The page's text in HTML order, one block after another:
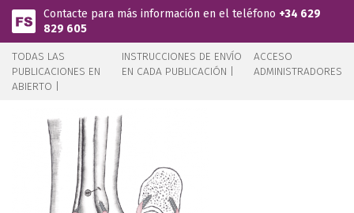
Pasar al contenido principal
Contacte para más información en el teléfono +34 629
829 605
TODAS LAS
PUBLICACIONES EN
ABIERTO |
INSTRUCCIONES DE ENVÍO
EN CADA PUBLICACIÓN |
ACCESO
ADMINISTRADORES